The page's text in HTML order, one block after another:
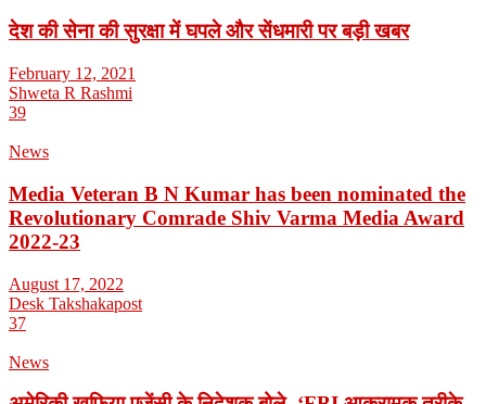
देश की सेना की सुरक्षा में घपले और सेंधमारी पर बड़ी खबर
February 12, 2021
Shweta R Rashmi
39
News
Media Veteran B N Kumar has been nominated the
Revolutionary Comrade Shiv Varma Media Award
2022-23
August 17, 2022
Desk Takshakapost
37
News